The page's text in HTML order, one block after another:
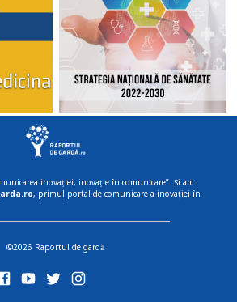
inovației, inovație în comunicare”. Și am
, primul portal de comunicare a inovației în
©2026 Raportul de gardă